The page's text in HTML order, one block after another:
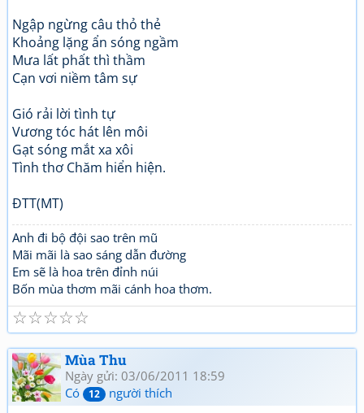
Ngập ngừng câu thỏ thẻ
Khoảng lặng ẩn sóng ngầm
Mưa lất phất thì thầm
Cạn vơi niềm tâm sự
Gió rải lời tình tự
Vương tóc hát lên môi
Gạt sóng mắt xa xôi
Tình thơ Chăm hiển hiện.
ĐTT(MT)
Anh đi bộ đội sao trên mũ
Mãi mãi là sao sáng dẫn đường
Em sẽ là hoa trên đỉnh núi
Bốn mùa thơm mãi cánh hoa thơm.
☆
☆
☆
☆
☆
Mùa Thu
Ngày gửi: 03/06/2011 18:59
Có
12 người thích